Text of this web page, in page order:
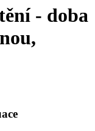
- doba